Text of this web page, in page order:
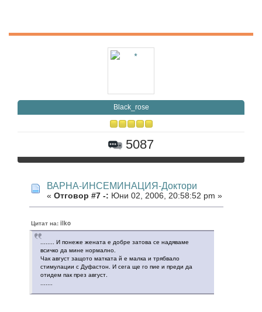
Black_rose
5087
ВАРНА-ИНСЕМИНАЦИЯ-Доктори
« Отговор #7 -: Юни 02, 2006, 20:58:52 pm »
Цитат на: ilko
........ И понеже жената е добре затова се надяваме
всичко да мине нормално.
Чак август защото матката й е малка и трябвало
стимулации с Дуфастон. И сега ще го пие и преди да
отидем пак през август.
.......